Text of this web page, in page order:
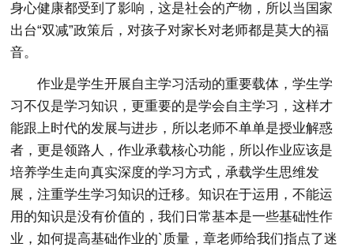
身心健康都受到了影响，这是社会的产物，所以当国家
出台“双减”政策后，对孩子对家长对老师都是莫大的福
音。
作业是学生开展自主学习活动的重要载体，学生学
习不仅是学习知识，更重要的是学会自主学习，这样才
能跟上时代的发展与进步，所以老师不单单是授业解惑
者，更是领路人，作业承载核心功能，所以作业应该是
培养学生走向真实深度的学习方式，承载学生思维发
展，注重学生学习知识的迁移。知识在于运用，不能运
用的知识是没有价值的，我们日常基本是一些基础性作
业，如何提高基础作业的`质量，章老师给我们指点了迷